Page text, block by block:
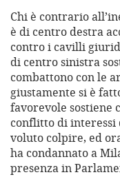
Chi è contrario
è di centro destra
contro i cavilli
di centro sinistra
combattono con le
giustamente si è
favorevole sostiene
conflitto di interessi
voluto colpire, ed
ha condannato a
presenza in